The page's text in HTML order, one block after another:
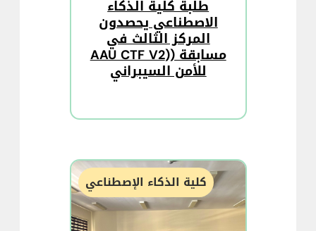
طلبة كلية الذكاء
الاصطناعي يحصدون
المركز الثالث في
مسابقة ((AAU CTF V2
للأمن السيبراني
كلية الذكاء الإصطناعي